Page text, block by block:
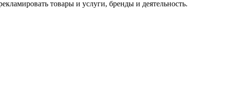
товары и услуги, бренды и деятельность.